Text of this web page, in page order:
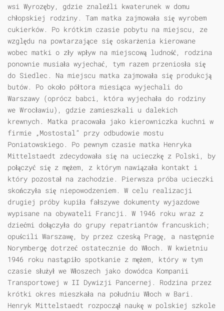
wsi Wyrozęby, gdzie znaleźli kwaterunek w domu
chłopskiej rodziny. Tam matka zajmowała się wyrobem
cukierków. Po krótkim czasie pobytu na miejscu, ze
względu na powtarzające się oskarżenia kierowane
wobec matki o zły wpływ na miejscową ludność, rodzina
ponownie musiała wyjechać, tym razem przeniosła się
do Siedlec. Na miejscu matka zajmowała się produkcją
butów. Po około półtora miesiąca wyjechali do
Warszawy (oprócz babci, która wyjechała do rodziny
we Wrocławiu), gdzie zamieszkali u dalekich
krewnych. Matka pracowała jako kierowniczka kuchni w
firmie „Mostostal” przy odbudowie mostu
Poniatowskiego. Po pewnym czasie matka Henryka
Mittelstaedt zdecydowała się na ucieczkę z Polski, by
połączyć się z mężem, z którym nawiązała kontakt i
który pozostał na zachodzie. Pierwsza próba ucieczki
skończyła się niepowodzeniem. W celu realizacji
drugiej próby kupiła fałszywe dokumenty wyjazdowe
wypisane na obywateli Francji. W 1946 roku wraz z
dziećmi dołączyła do grupy repatriantów francuskich;
opuścili Warszawę, by przez czeską Pragę, a następnie
Norymbergę dotrzeć ostatecznie do Włoch. W kwietniu
1946 roku nastąpiło spotkanie z mężem, który w tym
czasie służył we Włoszech jako dowódca Kompanii
Transportowej w II Dywizji Pancernej. Rodzina przez
krótki okres mieszkała na południu Włoch w Bari.
Henryk Mittelstaedt rozpoczął naukę w polskiej szkole